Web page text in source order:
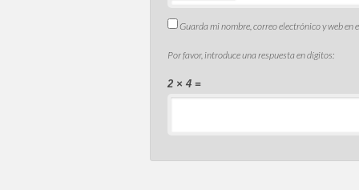
Guarda mi nombre, correo electrónico y web en
Por favor, introduce una respuesta en dígitos:
2 × 4 =